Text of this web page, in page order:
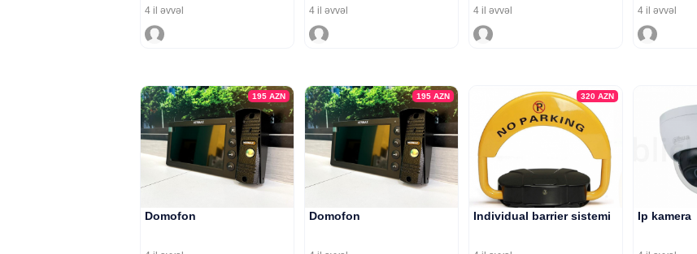
4 il əvvəl 4 il əvvəl 4 il əvvəl 4 il əvvəl
195 AZN
Domofon
195 AZN
Domofon
320 AZN
Individual barrier sistemi Ip kamera